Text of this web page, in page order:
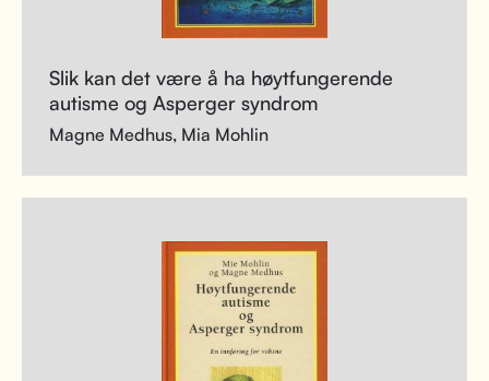
Slik kan det være å ha høytfungerende
autisme og Asperger syndrom
Magne Medhus, Mia Mohlin